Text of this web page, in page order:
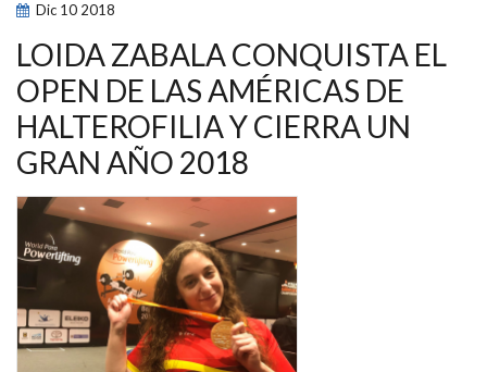
HALTEROFILIA
PARALÍMPICA
KAZAJISTÁN
Dic 10 2018
LOIDA ZABALA CONQUISTA EL
OPEN DE LAS AMÉRICAS DE
HALTEROFILIA Y CIERRA UN
GRAN AÑO 2018